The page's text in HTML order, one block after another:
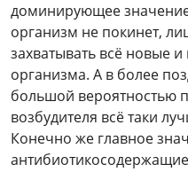
доминирующее
организм не покинет,
захватывать всё новые
организма. А в более
большой вероятностью
возбудителя всё таки
Конечно же главное